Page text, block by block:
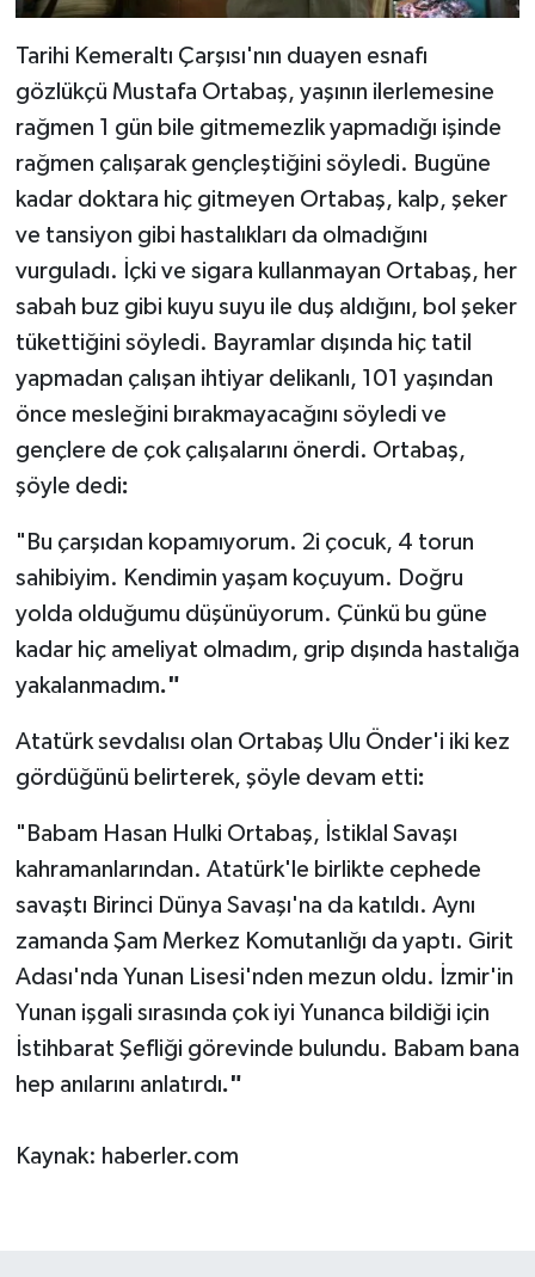
Tarihi Kemeraltı Çarşısı'nın duayen esnafı
gözlükçü Mustafa Ortabaş, yaşının ilerlemesine
rağmen 1 gün bile gitmemezlik yapmadığı işinde
rağmen çalışarak gençleştiğini söyledi. Bugüne
kadar doktara hiç gitmeyen Ortabaş, kalp, şeker
ve tansiyon gibi hastalıkları da olmadığını
vurguladı. İçki ve sigara kullanmayan Ortabaş, her
sabah buz gibi kuyu suyu ile duş aldığını, bol şeker
tükettiğini söyledi. Bayramlar dışında hiç tatil
yapmadan çalışan ihtiyar delikanlı, 101 yaşından
önce mesleğini bırakmayacağını söyledi ve
gençlere de çok çalışalarını önerdi. Ortabaş,
şöyle dedi:
"Bu çarşıdan kopamıyorum. 2i çocuk, 4 torun
sahibiyim. Kendimin yaşam koçuyum. Doğru
yolda olduğumu düşünüyorum. Çünkü bu güne
kadar hiç ameliyat olmadım, grip dışında hastalığa
yakalanmadım."
Atatürk sevdalısı olan Ortabaş Ulu Önder'i iki kez
gördüğünü belirterek, şöyle devam etti:
"Babam Hasan Hulki Ortabaş, İstiklal Savaşı
kahramanlarından. Atatürk'le birlikte cephede
savaştı Birinci Dünya Savaşı'na da katıldı. Aynı
zamanda Şam Merkez Komutanlığı da yaptı. Girit
Adası'nda Yunan Lisesi'nden mezun oldu. İzmir'in
Yunan işgali sırasında çok iyi Yunanca bildiği için
İstihbarat Şefliği görevinde bulundu. Babam bana
hep anılarını anlatırdı."
Kaynak: haberler.com